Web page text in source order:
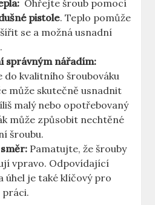
⁤ Ohřejte šroub pomocí
pistole. Teplo pomůže‍
se a možná usnadní
⁣správným nářadím:
do kvalitního šroubováku
může skutečně usnadnit
malý nebo opotřebovaný
může způsobit nechtěné
šroubu.
Pamatujte, že šrouby⁤
vpravo.⁢ Odpovídající
úhel ⁣je také klíčový pro
práci.